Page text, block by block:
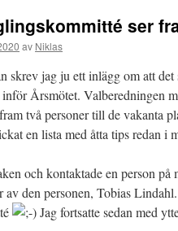
ser
av Niklas
skrev jag ju ett inlägg om att
Årsmötet. Valberedningen
två personer till de vakanta
en lista med åtta tips redan i
och kontaktade en person
den personen, Tobias
Jag fortsatte sedan med